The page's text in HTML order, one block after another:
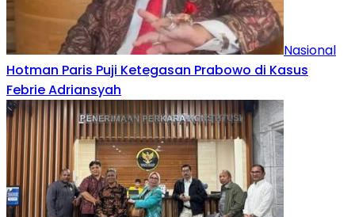
Nasional
Hotman Paris Puji Ketegasan Prabowo di Kasus
Febrie Adriansyah